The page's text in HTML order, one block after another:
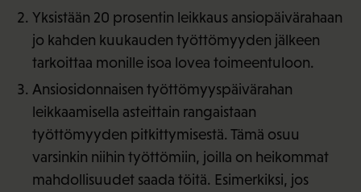
Yksistään 20 prosentin leikkaus ansiopäivärahaan
jo kahden kuukauden työttömyyden jälkeen
tarkoittaa monille isoa lovea toimeentuloon.
Ansiosidonnaisen työttömyyspäivärahan
leikkaamisella asteittain rangaistaan
työttömyyden pitkittymisestä. Tämä osuu
varsinkin niihin työttömiin, joilla on heikommat
mahdollisuudet saada töitä. Esimerkiksi, jos